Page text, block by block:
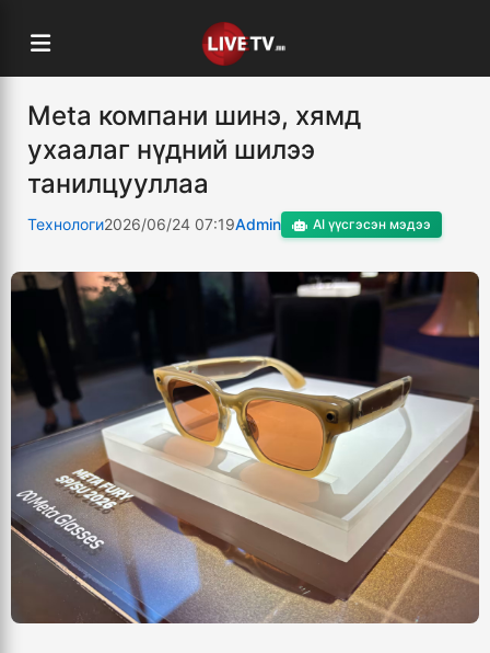
Meta компани шинэ, хямд
ухаалаг нүдний шилээ
танилцууллаа
Технологи2026/06/24 07:19Admin AI үүсгэсэн мэдээ